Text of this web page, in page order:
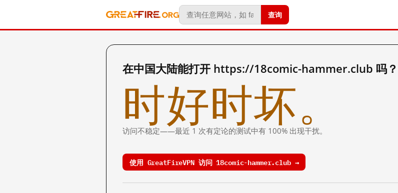
查询
在中国大陆能打开 https://18comic-hammer.club 吗？
时好时坏。
访问不稳定——最近 1 次有定论的测试中有 100% 出现干扰。
使用 GreatFireVPN 访问 18comic-hammer.club →